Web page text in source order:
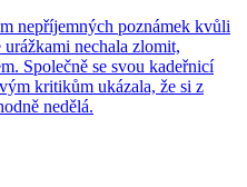
nepříjemných poznámek kvůli
nechala zlomit,
Společně se svou kadeřnicí
kritikům ukázala, že si z
nedělá.